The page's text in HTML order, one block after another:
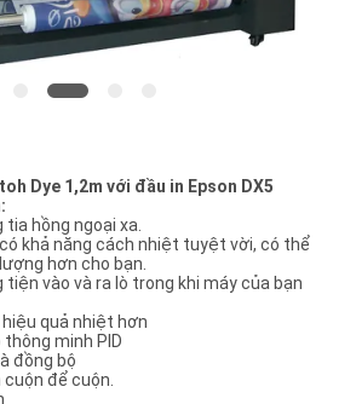
Dye 1,2m với đầu in Epson DX5
tia hồng ngoại xa.
khả năng cách nhiệt tuyệt vời, có thể
hơn cho bạn.
tiện vào và ra lò trong khi máy của bạn
quả nhiệt hơn
minh PID
đồng bộ
cuộn để cuộn.